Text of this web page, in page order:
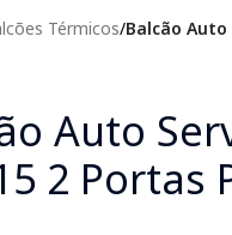
Térmicos/Balcão Auto
Auto
2 Portas